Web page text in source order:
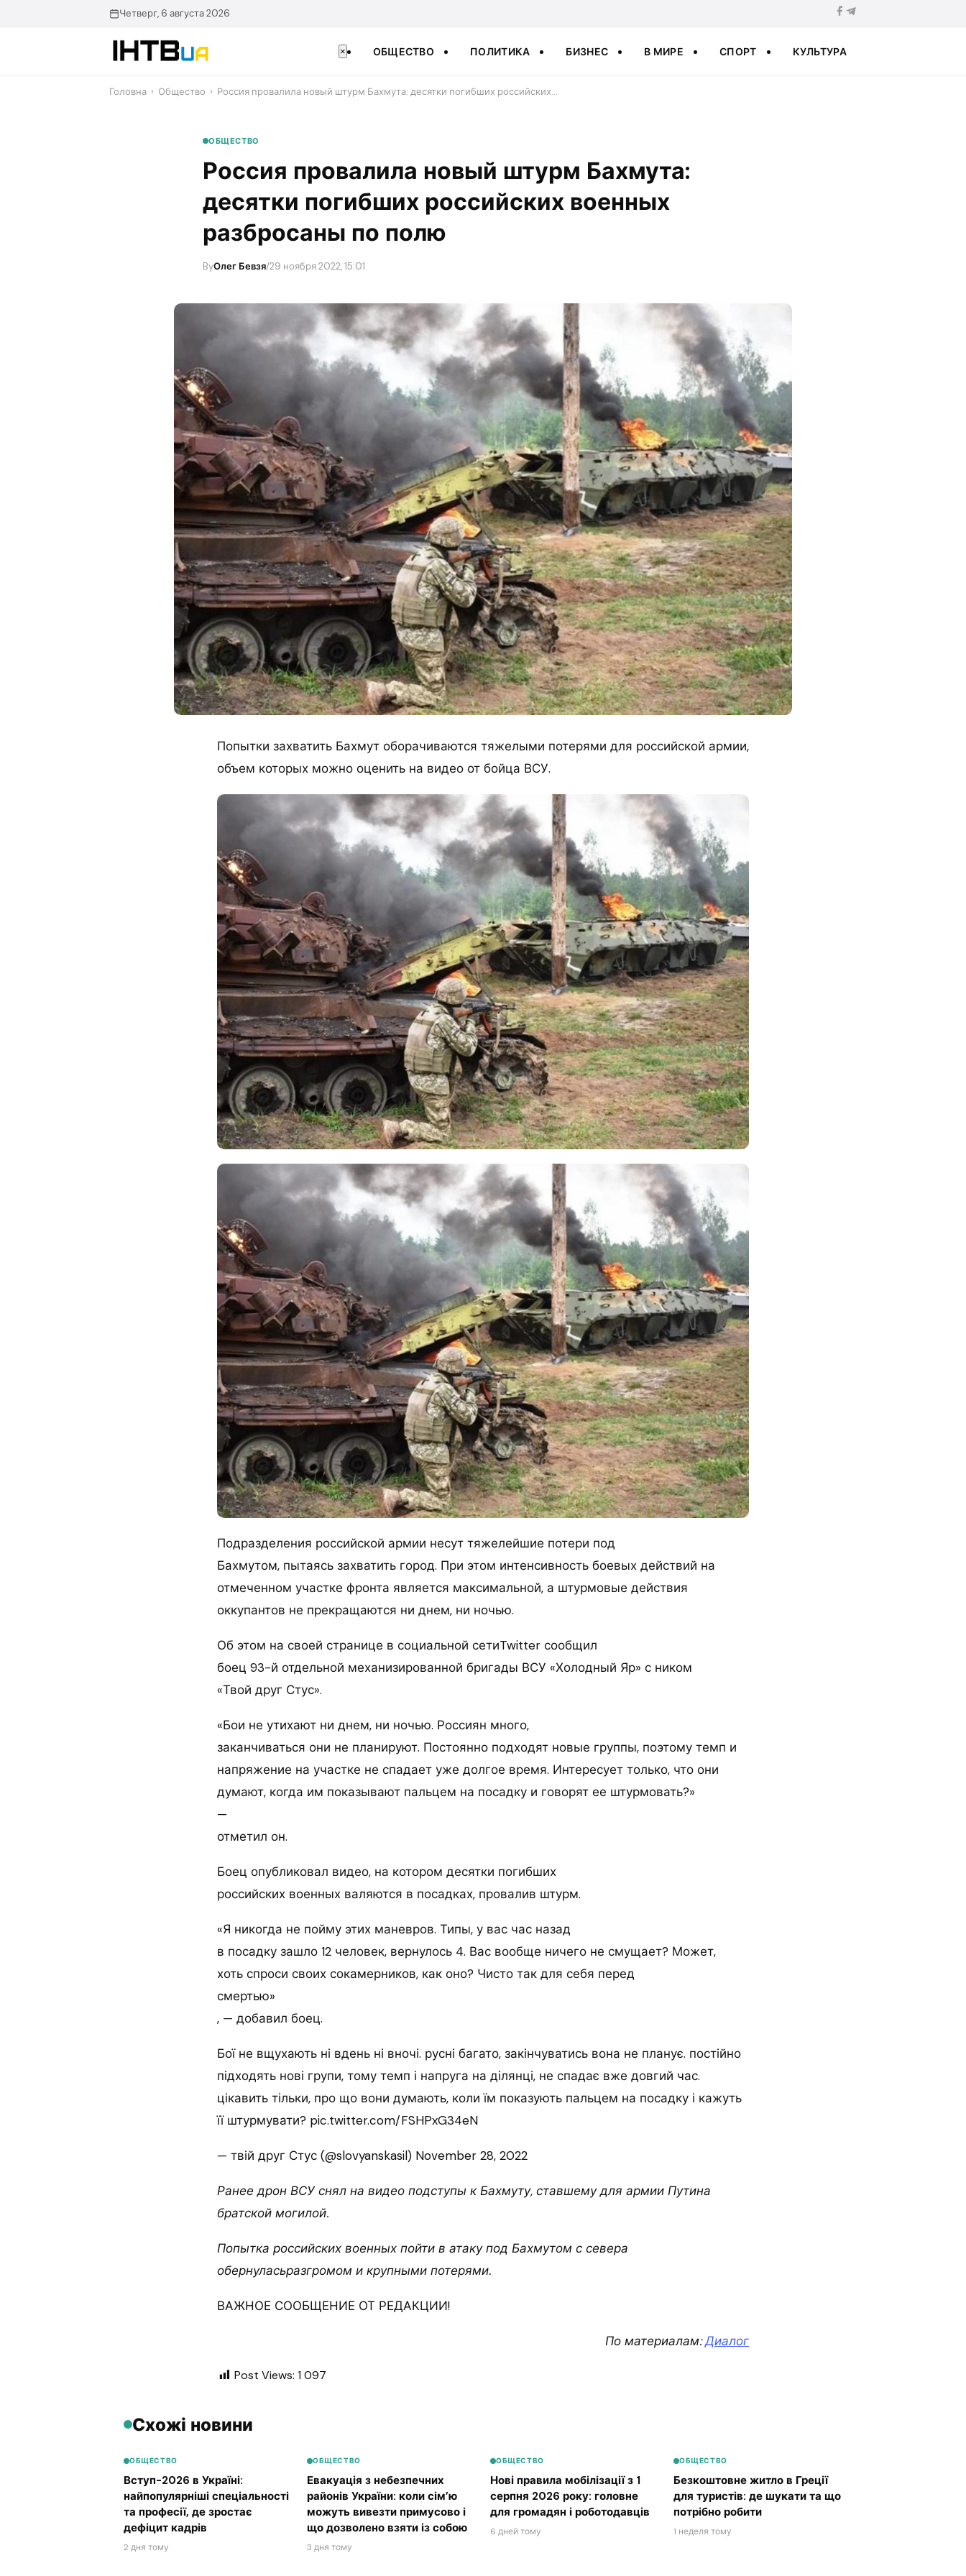
Четверг, 6 августа 2026
× ОБЩЕСТВО ПОЛИТИКА БИЗНЕС В МИРЕ СПОРТ КУЛЬТУРА
Головна › Общество › Россия провалила новый штурм Бахмута: десятки погибших российских…
ОБЩЕСТВО
Россия провалила новый штурм Бахмута:
десятки погибших российских военных
разбросаны по полю
ByОлег Бевзя/29 ноября 2022, 15:01
Попытки захватить Бахмут оборачиваются тяжелыми потерями для российской армии,
объем которых можно оценить на видео от бойца ВСУ.
Подразделения российской армии несут тяжелейшие потери под
Бахмутом, пытаясь захватить город. При этом интенсивность боевых действий на
отмеченном участке фронта является максимальной, а штурмовые действия
оккупантов не прекращаются ни днем, ни ночью.
Об этом на своей странице в социальной сетиTwitter сообщил
боец 93-й отдельной механизированной бригады ВСУ «Холодный Яр» с ником
«Твой друг Стус».
«Бои не утихают ни днем, ни ночью. Россиян много,
заканчиваться они не планируют. Постоянно подходят новые группы, поэтому темп и
напряжение на участке не спадает уже долгое время. Интересует только, что они
думают, когда им показывают пальцем на посадку и говорят ее штурмовать?»
—
отметил он.
Боец опубликовал видео, на котором десятки погибших
российских военных валяются в посадках, провалив штурм.
«Я никогда не пойму этих маневров. Типы, у вас час назад
в посадку зашло 12 человек, вернулось 4. Вас вообще ничего не смущает? Может,
хоть спроси своих сокамерников, как оно? Чисто так для себя перед
смертью»
, — добавил боец.
Бої не вщухають ні вдень ні вночі. русні багато, закінчуватись вона не планує. постійно
підходять нові групи, тому темп і напруга на ділянці, не спадає вже довгий час.
цікавить тільки, про що вони думають, коли їм показують пальцем на посадку і кажуть
її штурмувати? pic.twitter.com/FSHPxG34eN
— твій друг Стус (@slovyanskasil) November 28, 2022
Ранее дрон ВСУ снял на видео подступы к Бахмуту, ставшему для армии Путина
братской могилой.
Попытка российских военных пойти в атаку под Бахмутом с севера
обернуласьразгромом и крупными потерями.
ВАЖНОЕ СООБЩЕНИЕ ОТ РЕДАКЦИИ!
По материалам:Диалог
Post Views: 1 097
Схожі новини
ОБЩЕСТВО
Вступ-2026 в Україні:
найпопулярніші спеціальності
та професії, де зростає
дефіцит кадрів
2 дня тому
ОБЩЕСТВО
Евакуація з небезпечних
районів України: коли сім’ю
можуть вивезти примусово і
що дозволено взяти із собою
3 дня тому
ОБЩЕСТВО
Нові правила мобілізації з 1
серпня 2026 року: головне
для громадян і роботодавців
6 дней тому
ОБЩЕСТВО
Безкоштовне житло в Греції
для туристів: де шукати та що
потрібно робити
1 неделя тому